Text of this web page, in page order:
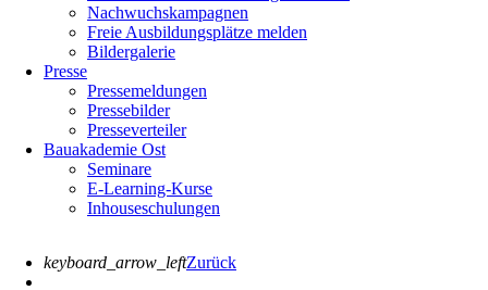
Nachwuchskampagnen
Freie Ausbildungsplätze melden
Bildergalerie
Presse
Pressemeldungen
Pressebilder
Presseverteiler
Bauakademie Ost
Seminare
E-Learning-Kurse
Inhouseschulungen
keyboard_arrow_leftZurück